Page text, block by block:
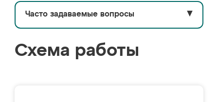
Часто задаваемые вопросы ▼
Схема работы